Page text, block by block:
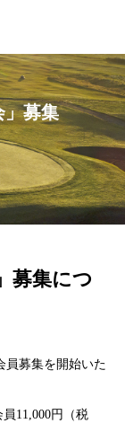
」募集
募集につ
員募集を開始いた
11,000円（税